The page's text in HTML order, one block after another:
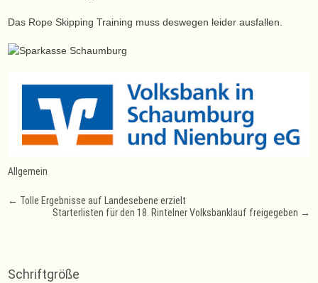
Das Rope Skipping Training muss deswegen leider ausfallen.
Allgemein
Post
navigation
← Tolle Ergebnisse auf Landesebene erzielt
Starterlisten für den 18. Rintelner Volksbanklauf freigegeben →
Schriftgröße